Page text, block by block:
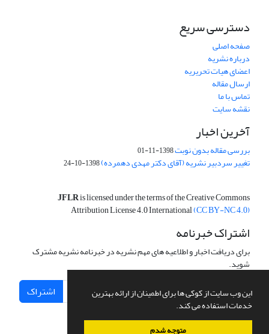
این وب سایت از کوکی ها برای اطمینان از ارائه بهترین
خدمات استفاده می کند.
متوجه شدم
دسترسی سریع
صفحه اصلی
درباره نشریه
اعضای هیات تحریریه
ارسال مقاله
تماس با ما
نقشه سایت
آخرین اخبار
بررسی مقاله بدون نوبت1398-11-01
تغییر سردبیر نشریه (آقای دکتر مهدی دهمرده)1398-10-24
JFLRis licensed under the terms of the Creative Commons
Attribution License 4.0 International(CC BY-NC 4.0)
اشتراک خبرنامه
برای دریافت اخبار و اطلاعیه های مهم نشریه در خبرنامه نشریه مشترک
شوید.
اشتراک